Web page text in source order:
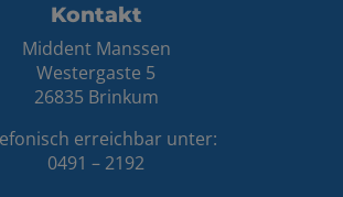
Kontakt
Middent Manssen
Westergaste 5
26835 Brinkum
erreichbar unter:
0491 – 2192